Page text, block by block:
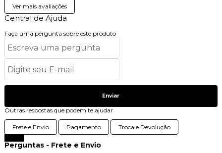
Ver mais avaliações
Central de Ajuda
Faça uma pergunta sobre este produto
Enviar
Outras respostas que podem te ajudar
Frete e Envio Pagamento
Troca e Devolução
Perguntas - Frete e Envio